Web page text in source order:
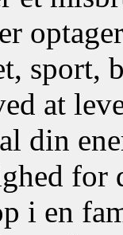
sport,
at
din
for
i en